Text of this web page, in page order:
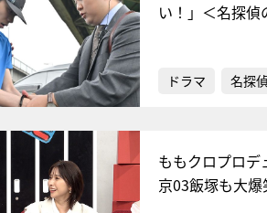
い！」＜名探偵
ドラマ 名探
ももクロプロデ
京03飯塚も大爆